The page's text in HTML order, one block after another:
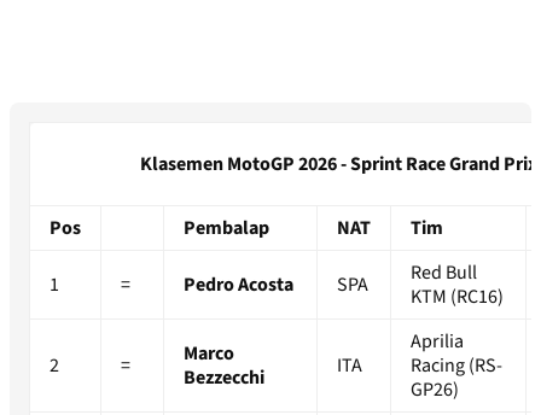
Klasemen MotoGP 2026 - Sprint Race Grand
Pos Pembalap NAT Tim
1 = Pedro Acosta SPA
Red Bull
KTM (RC16)
2 =
Marco
Bezzecchi
ITA
Aprilia
Racing (RS-
GP26)